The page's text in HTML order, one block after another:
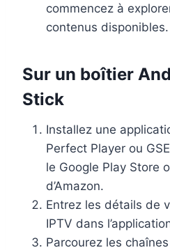
commencez à
contenus disponibles.
Sur un boîtier
Stick
Installez une
Perfect Player ou
le Google Play Store
d’Amazon.
Entrez les détails de
IPTV dans
Parcourez les